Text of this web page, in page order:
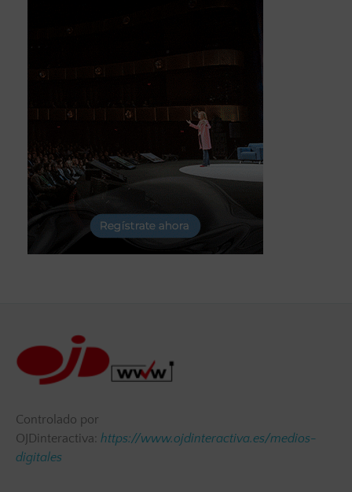
Controlado por
OJDinteractiva: https://www.ojdinteractiva.es/medios-
digitales